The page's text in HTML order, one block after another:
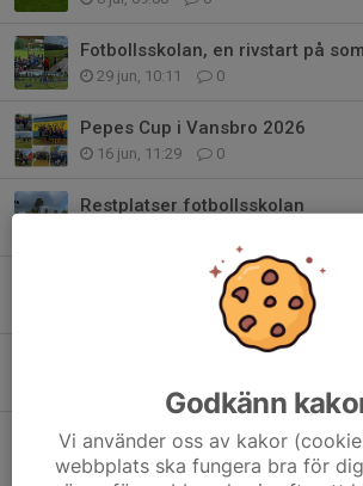
Fotbollsskolan, en rivstart på
29 jun, 10:11 0
Pepes Cup i Vansbro 2026
16 jun, 11:29 0
Restplatser fotbollsskolan
ICA Supermarket överraskade
0
Öna SK-dagen - små ögonblick,
Tre nyheter till Öna SK-dagen
22 maj, 21:40 0
Godkänn
Vi använder oss av kakor
webbplats ska fungera bra för